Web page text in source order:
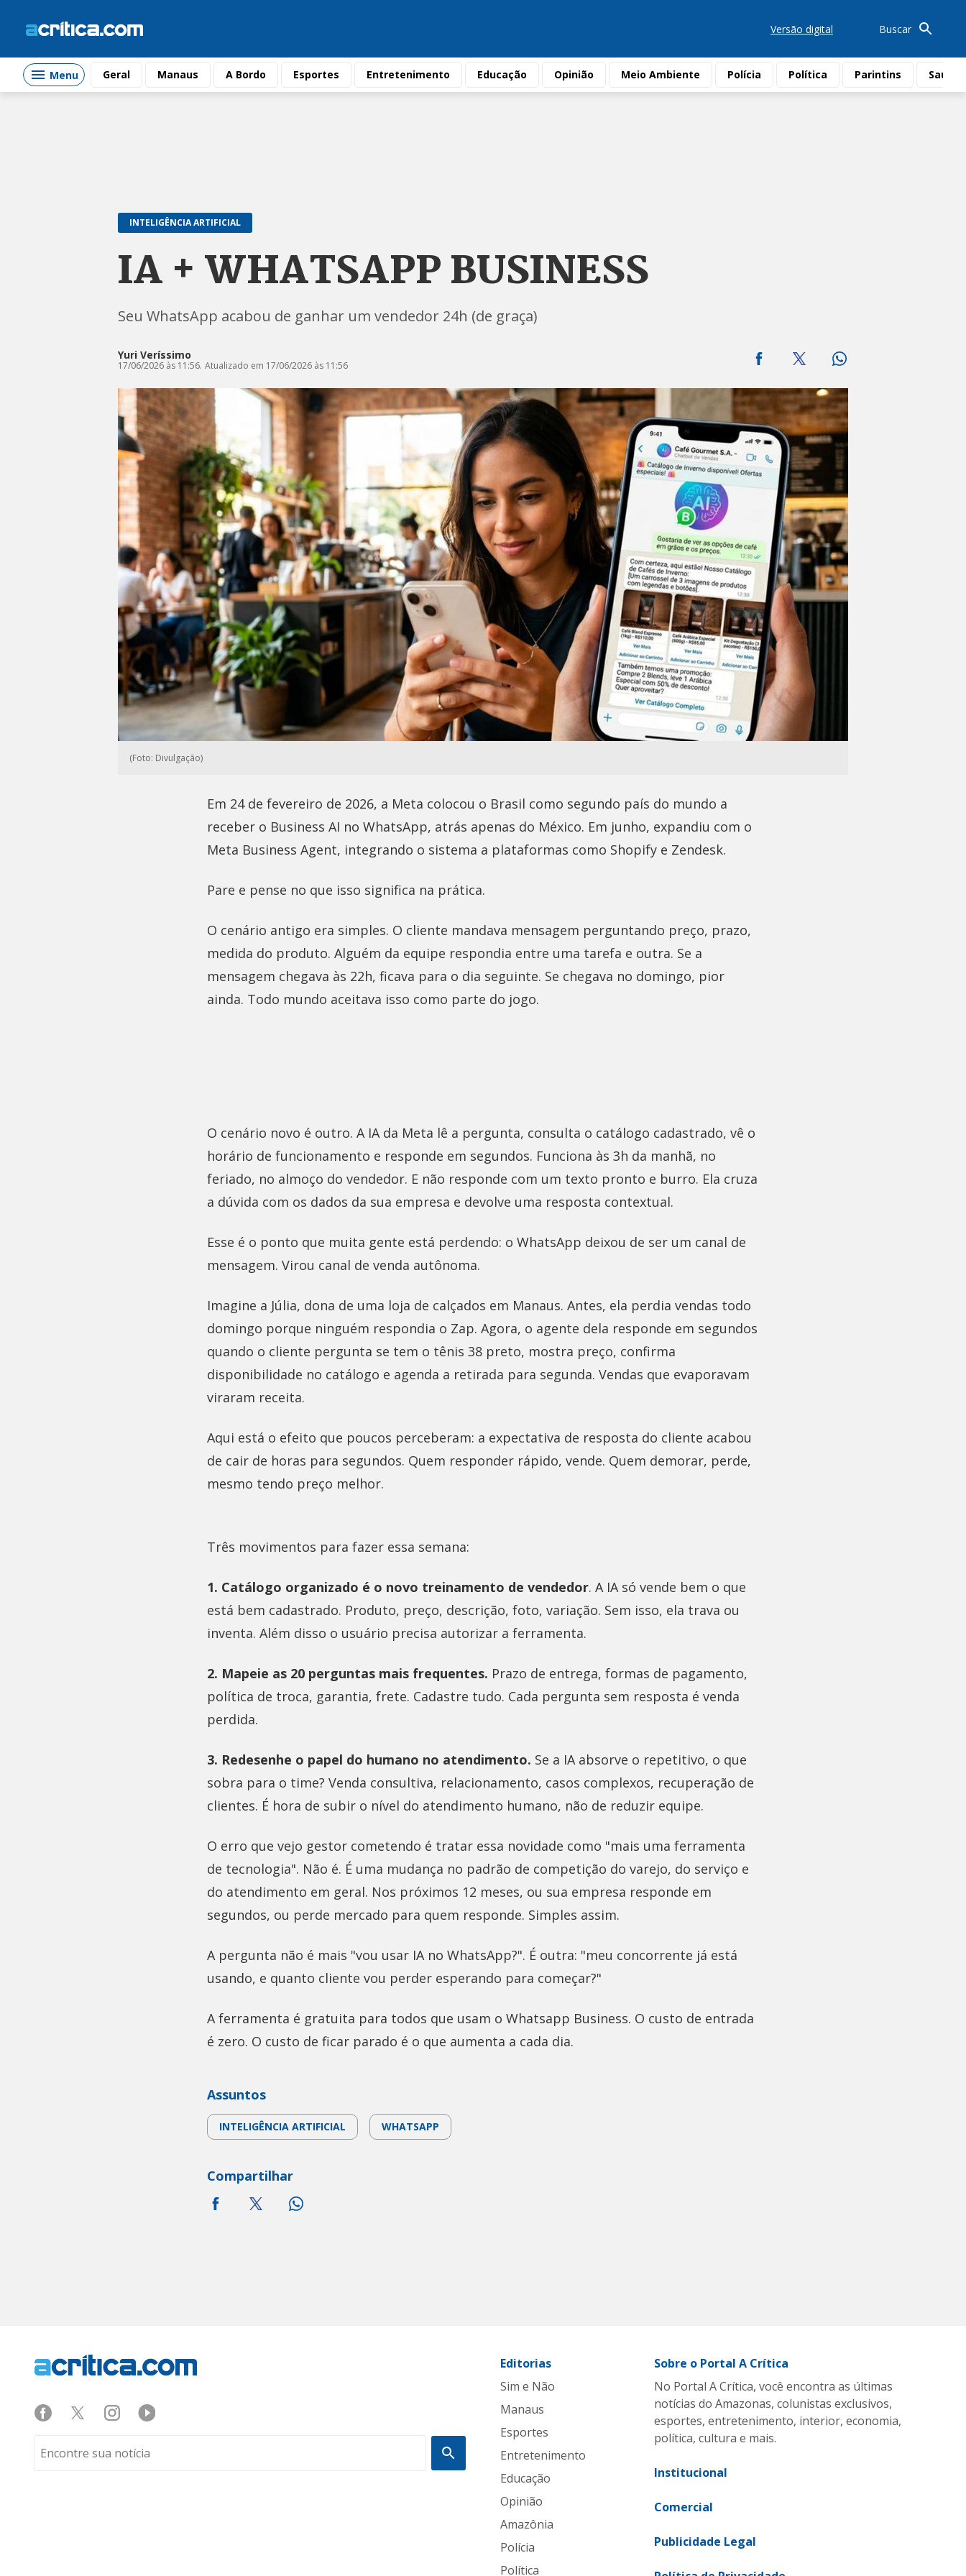
Versão digital Buscar
Menu Geral Manaus A Bordo Esportes Entretenimento Educação Opinião Meio Ambiente Polícia Política Parintins Saúde
INTELIGÊNCIA ARTIFICIAL
IA + WHATSAPP BUSINESS
Seu WhatsApp acabou de ganhar um vendedor 24h (de graça)
Yuri Veríssimo
17/06/2026 às 11:56. Atualizado em 17/06/2026 às 11:56
(Foto: Divulgação)
Em 24 de fevereiro de 2026, a Meta colocou o Brasil como segundo país do mundo a
receber o Business AI no WhatsApp, atrás apenas do México. Em junho, expandiu com o
Meta Business Agent, integrando o sistema a plataformas como Shopify e Zendesk.
Pare e pense no que isso significa na prática.
O cenário antigo era simples. O cliente mandava mensagem perguntando preço, prazo,
medida do produto. Alguém da equipe respondia entre uma tarefa e outra. Se a
mensagem chegava às 22h, ficava para o dia seguinte. Se chegava no domingo, pior
ainda. Todo mundo aceitava isso como parte do jogo.
O cenário novo é outro. A IA da Meta lê a pergunta, consulta o catálogo cadastrado, vê o
horário de funcionamento e responde em segundos. Funciona às 3h da manhã, no
feriado, no almoço do vendedor. E não responde com um texto pronto e burro. Ela cruza
a dúvida com os dados da sua empresa e devolve uma resposta contextual.
Esse é o ponto que muita gente está perdendo: o WhatsApp deixou de ser um canal de
mensagem. Virou canal de venda autônoma.
Imagine a Júlia, dona de uma loja de calçados em Manaus. Antes, ela perdia vendas todo
domingo porque ninguém respondia o Zap. Agora, o agente dela responde em segundos
quando o cliente pergunta se tem o tênis 38 preto, mostra preço, confirma
disponibilidade no catálogo e agenda a retirada para segunda. Vendas que evaporavam
viraram receita.
Aqui está o efeito que poucos perceberam: a expectativa de resposta do cliente acabou
de cair de horas para segundos. Quem responder rápido, vende. Quem demorar, perde,
mesmo tendo preço melhor.
Três movimentos para fazer essa semana:
1. Catálogo organizado é o novo treinamento de vendedor. A IA só vende bem o que
está bem cadastrado. Produto, preço, descrição, foto, variação. Sem isso, ela trava ou
inventa. Além disso o usuário precisa autorizar a ferramenta.
2. Mapeie as 20 perguntas mais frequentes. Prazo de entrega, formas de pagamento,
política de troca, garantia, frete. Cadastre tudo. Cada pergunta sem resposta é venda
perdida.
3. Redesenhe o papel do humano no atendimento. Se a IA absorve o repetitivo, o que
sobra para o time? Venda consultiva, relacionamento, casos complexos, recuperação de
clientes. É hora de subir o nível do atendimento humano, não de reduzir equipe.
O erro que vejo gestor cometendo é tratar essa novidade como "mais uma ferramenta
de tecnologia". Não é. É uma mudança no padrão de competição do varejo, do serviço e
do atendimento em geral. Nos próximos 12 meses, ou sua empresa responde em
segundos, ou perde mercado para quem responde. Simples assim.
A pergunta não é mais "vou usar IA no WhatsApp?". É outra: "meu concorrente já está
usando, e quanto cliente vou perder esperando para começar?"
A ferramenta é gratuita para todos que usam o Whatsapp Business. O custo de entrada
é zero. O custo de ficar parado é o que aumenta a cada dia.
Assuntos
INTELIGÊNCIA ARTIFICIAL WHATSAPP
Compartilhar
Editorias
Sim e Não
Manaus
Esportes
Entretenimento
Educação
Opinião
Amazônia
Polícia
Política
Sobre o Portal A Crítica
No Portal A Crítica, você encontra as últimas
notícias do Amazonas, colunistas exclusivos,
esportes, entretenimento, interior, economia,
política, cultura e mais.
Institucional
Comercial
Publicidade Legal